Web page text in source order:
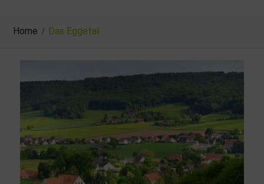
Home Das Eggetal